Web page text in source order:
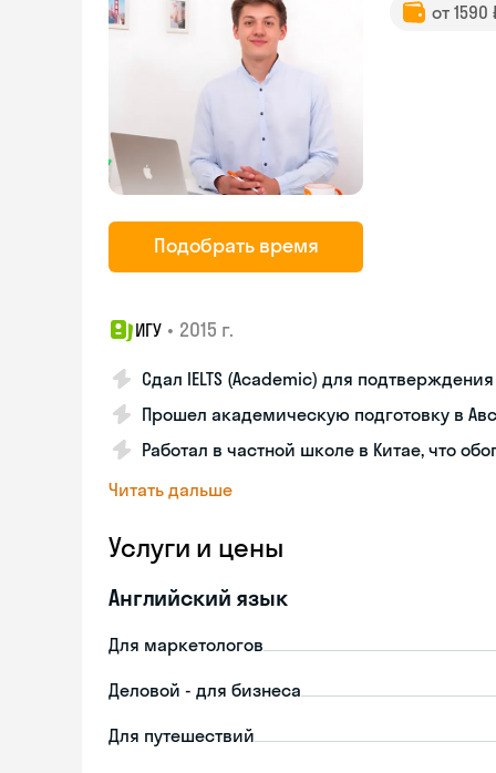
Подобрать время
от
ИГУ • 2015 г.
Сдал IELTS (Academic) для
Прошел академическую подготовку в
Работал в частной школе в Китае, что
Читать дальше
Услуги и цены
Английский язык
Для маркетологов
Деловой - для бизнеса
Для путешествий